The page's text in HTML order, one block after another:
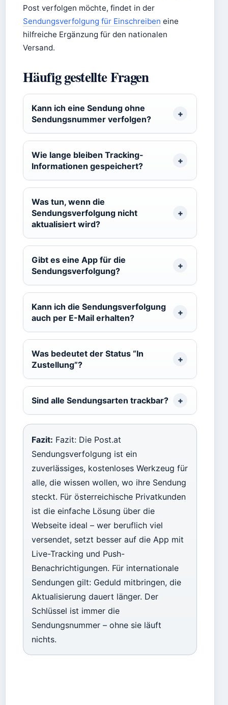
Post verfolgen möchte, findet in der
Sendungsverfolgung für Einschreiben eine
hilfreiche Ergänzung für den nationalen
Versand.
Häufig gestellte Fragen
Kann ich eine Sendung ohne
Sendungsnummer verfolgen?
Wie lange bleiben Tracking-
Informationen gespeichert?
Was tun, wenn die
Sendungsverfolgung nicht
aktualisiert wird?
Gibt es eine App für die
Sendungsverfolgung?
Kann ich die Sendungsverfolgung
auch per E-Mail erhalten?
Was bedeutet der Status “In
Zustellung”?
Sind alle Sendungsarten trackbar?
Fazit: Fazit: Die Post.at
Sendungsverfolgung ist ein
zuverlässiges, kostenloses Werkzeug für
alle, die wissen wollen, wo ihre Sendung
steckt. Für österreichische Privatkunden
ist die einfache Lösung über die
Webseite ideal – wer beruflich viel
versendet, setzt besser auf die App mit
Live-Tracking und Push-
Benachrichtigungen. Für internationale
Sendungen gilt: Geduld mitbringen, die
Aktualisierung dauert länger. Der
Schlüssel ist immer die
Sendungsnummer – ohne sie läuft
nichts.